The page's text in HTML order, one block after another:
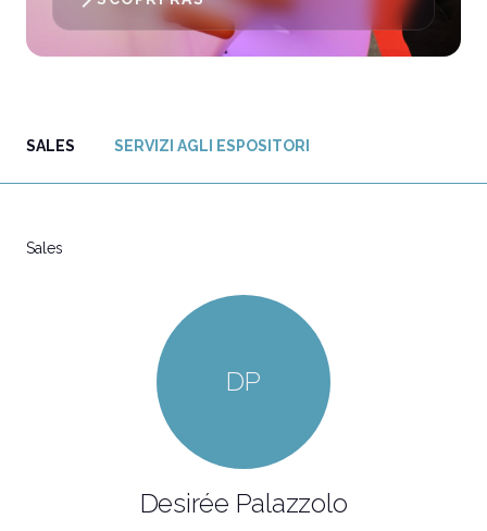
SALES SERVIZI AGLI ESPOSITORI
Sales
DP
Desirée Palazzolo